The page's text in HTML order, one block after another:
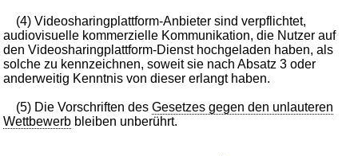
(4) Videosharingplattform-Anbieter sind verpflichtet,
audiovisuelle kommerzielle Kommunikation, die Nutzer auf
den Videosharingplattform-Dienst hochgeladen haben, als
solche zu kennzeichnen, soweit sie nach Absatz 3 oder
anderweitig Kenntnis von dieser erlangt haben.
(5) Die Vorschriften desGesetzes gegen den unlauteren
Wettbewerb bleiben unberührt.